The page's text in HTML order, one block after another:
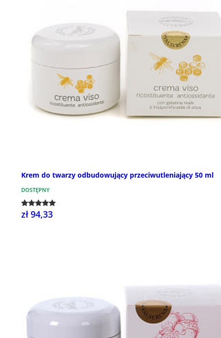
Krem do twarzy odbudowujący przeciwutleniający 50 ml
DOSTĘPNY
zł 94,33